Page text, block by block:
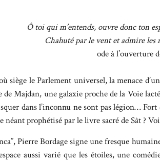
Ô toi qui m’entends, ouvre donc ton
Chahuté par le vent et admire
ode à l’ouverture
siège le Parlement universel, la menace
Majdan, une galaxie proche de la Voie
dans l’inconnu ne sont pas légion…
néant prophétisé par le livre sacré de Sât ?
Pierre Bordage signe une fresque
aussi varié que les étoiles, une